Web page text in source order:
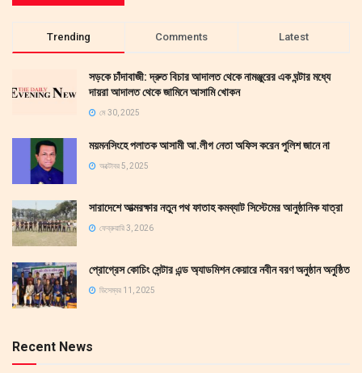
Trending Comments Latest
সড়কে চাঁদাবাজী: দ্রুত বিচার আদালত থেকে নামঞ্জুরের এক ঘন্টার মধ্যে
দায়রা আদালত থেকে জামিনে আসামি খোকন
মে 30, 2025
ময়মনসিংহে পলাতক আসামী আ.লীগ নেতা অফিস করেন পুলিশ জানে না
অক্টোবর 5, 2025
সারাদেশে আত্মরক্ষার নতুন পথ ফাতাহ কমব্যাট সিস্টেমের আনুষ্ঠানিক যাত্রা
ফেব্রুয়ারি 3, 2026
প্রোগ্রেস কোচিং সেন্টার এন্ড অ্যাডমিশন কেয়ারে নবীন বরণ অনুষ্ঠান অনুষ্ঠিত
ডিসেম্বর 11, 2025
Recent News